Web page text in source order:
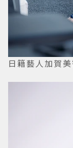
日籍藝人加賀